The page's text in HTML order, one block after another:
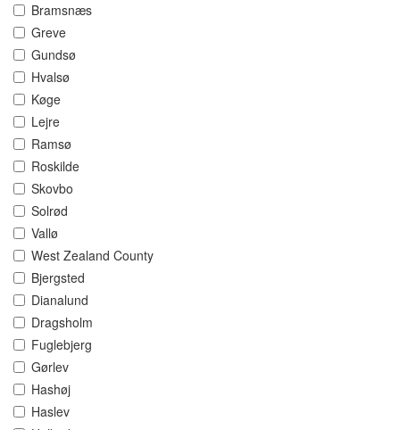
Bramsnæs
Greve
Gundsø
Hvalsø
Køge
Lejre
Ramsø
Roskilde
Skovbo
Solrød
Vallø
West Zealand County
Bjergsted
Dianalund
Dragsholm
Fuglebjerg
Gørlev
Hashøj
Haslev